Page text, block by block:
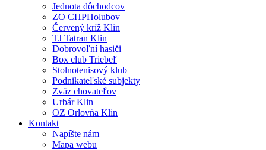
Jednota dôchodcov
ZO CHPHolubov
Červený kríž Klin
TJ Tatran Klin
Dobrovoľní hasiči
Box club Triebeľ
Stolnotenisový klub
Podnikateľské subjekty
Zväz chovateľov
Urbár Klin
OZ Orlovňa Klin
Kontakt
Napíšte nám
Mapa webu